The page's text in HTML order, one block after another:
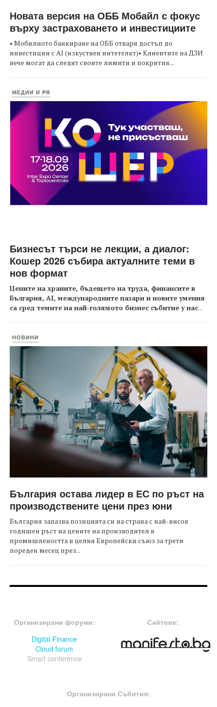
Новата версия на ОББ Мобайл с фокус
върху застраховането и инвестициите
• Мобилното банкиране на ОББ отваря достъп до
инвестиции с AI (изкуствен интетелкт)• Клиентите на ДЗИ
вече могат да следят своите лимити и покрития...
МЕДИИ И PR
Бизнесът търси не лекции, а диалог:
Кошер 2026 събира актуалните теми в
нов формат
Цените на храните, бъдещето на труда, финансите в
България, AI, международните пазари и новите умения
са сред темите на най-голямото бизнес събитие у нас...
НОВИНИ
България остава лидер в ЕС по ръст на
производствените цени през юни
България запазва позицията си на страна с най-висок
годишен ръст на цените на производител в
промишлеността в целия Европейски съюз за трети
пореден месец през...
Организирани форуми:
Digital Finance
Cloud forum
Smart conference
Сайтове:
Организирани Събития: